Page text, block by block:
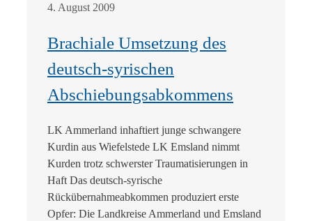
4. August 2009
Brachiale Umsetzung des
deutsch-syrischen
Abschiebungsabkommens
LK Ammerland inhaftiert junge schwangere
Kurdin aus Wiefelstede LK Emsland nimmt
Kurden trotz schwerster Traumatisierungen in
Haft Das deutsch-syrische
Rückübernahmeabkommen produziert erste
Opfer: Die Landkreise Ammerland und Emsland